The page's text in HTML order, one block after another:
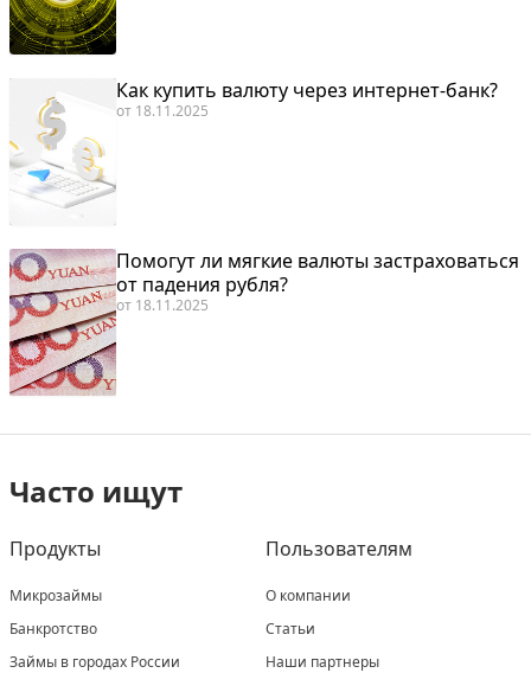
Как купить валюту через интернет-банк?
от 18.11.2025
Помогут ли мягкие валюты застраховаться
от падения рубля?
от 18.11.2025
Часто ищут
Продукты
Микрозаймы
Банкротство
Займы в городах России
Пользователям
О компании
Статьи
Наши партнеры